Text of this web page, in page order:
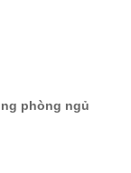
phòng ngủ